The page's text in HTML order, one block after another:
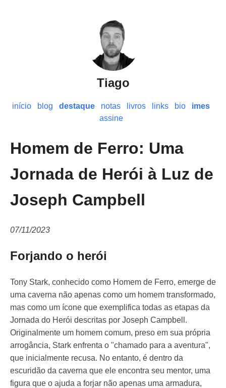
Tiago
início blog destaque notas livros links bio
imes
assine
Homem de Ferro: Uma
Jornada de Herói à Luz de
Joseph Campbell
07/11/2023
Forjando o herói
Tony Stark, conhecido como Homem de Ferro, emerge de
uma caverna não apenas como um homem transformado,
mas como um ícone que exemplifica todas as etapas da
Jornada do Herói descritas por Joseph Campbell.
Originalmente um homem comum, preso em sua própria
arrogância, Stark enfrenta o "chamado para a aventura",
que inicialmente recusa. No entanto, é dentro da
escuridão da caverna que ele encontra seu mentor, uma
figura que o ajuda a forjar não apenas uma armadura,